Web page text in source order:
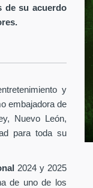
de su acuerdo
y
embajadora de
Nuevo León,
para toda su
2024 y 2025
de uno de los